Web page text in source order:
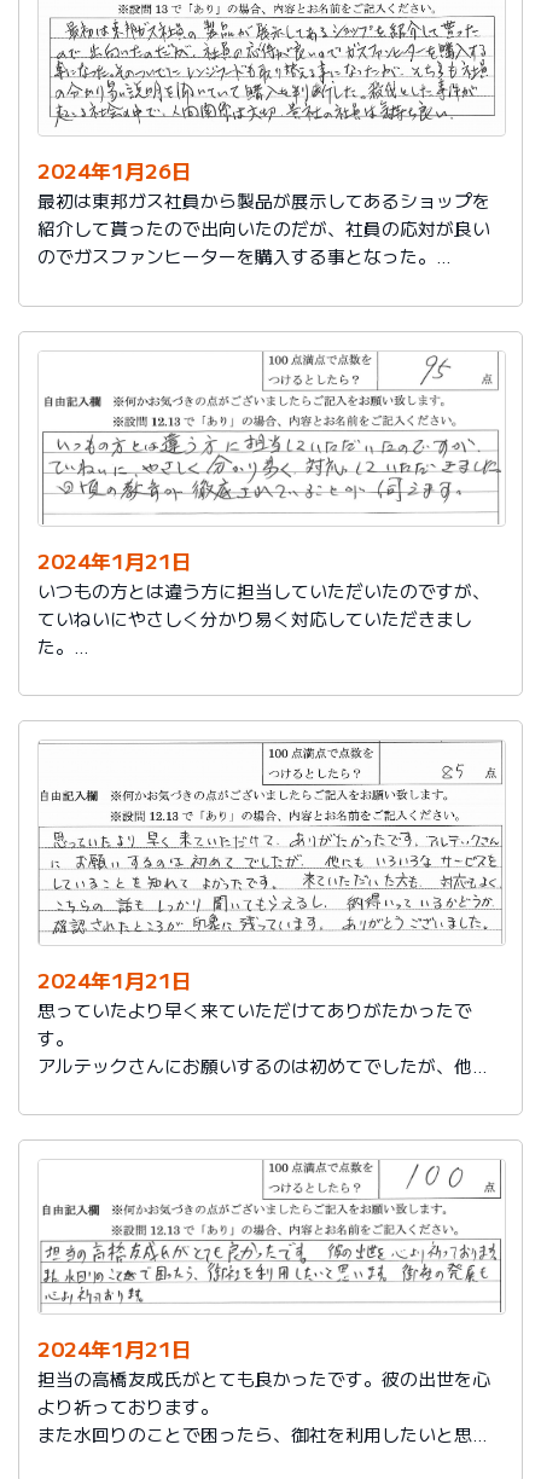
2024年1月26日
最初は東邦ガス社員から製品が展示してあるショップを
紹介して貰ったので出向いたのだが、社員の応対が良い
のでガスファンヒーターを購入する事となった。
そちらも社員の分かり易い説明を聞いていて購入を判断
した。
殺伐とした事件が起こる社会の中で、人間関係は大切。
貴社の社員は気持ち良い。
2024年1月21日
いつもの方とは違う方に担当していただいたのですが、
ていねいにやさしく分かり易く対応していただきまし
た。
2024年1月21日
思っていたより早く来ていただけてありがたかったで
す。
アルテックさんにお願いするのは初めてでしたが、他に
です。
来ていただいた方も対応もよく、こちらの話をしっかり
聞いてもらえるし、納得いっているかどうか確認された
ところが印象に残っています。ありがとうございまし
2024年1月21日
担当の高橋友成氏がとても良かったです。彼の出世を心
より祈っております。
また水回りのことで困ったら、御社を利用したいと思い